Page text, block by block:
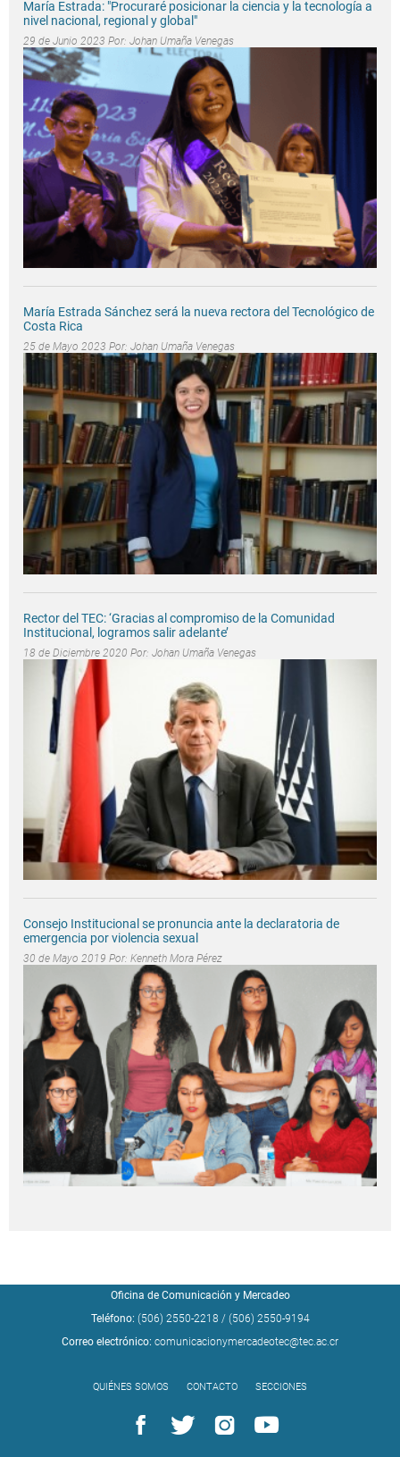
María Estrada: "Procuraré posicionar la ciencia y la tecnología a
nivel nacional, regional y global"
29 de Junio 2023 Por: Johan Umaña Venegas
María Estrada Sánchez será la nueva rectora del Tecnológico de
Costa Rica
25 de Mayo 2023 Por: Johan Umaña Venegas
Rector del TEC: ‘Gracias al compromiso de la Comunidad
Institucional, logramos salir adelante’
18 de Diciembre 2020 Por: Johan Umaña Venegas
Consejo Institucional se pronuncia ante la declaratoria de
emergencia por violencia sexual
30 de Mayo 2019 Por: Kenneth Mora Pérez
Oficina de Comunicación y Mercadeo
Teléfono: (506) 2550-2218 / (506) 2550-9194
Correo electrónico: comunicacionymercadeotec@tec.ac.cr
QUIÉNES SOMOS CONTACTO SECCIONES